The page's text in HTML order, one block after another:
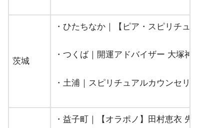
茨城
・ひたちなか｜【ピア・スピリチュアル】
・つくば｜開運アドバイザー 大塚神明先生
・土浦｜スピリチュアルカウンセリング
・益子町｜【オラポノ】田村恵衣 先生